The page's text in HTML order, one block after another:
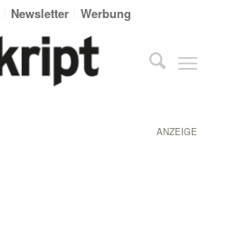
Newsletter Werbung
ANZEIGE